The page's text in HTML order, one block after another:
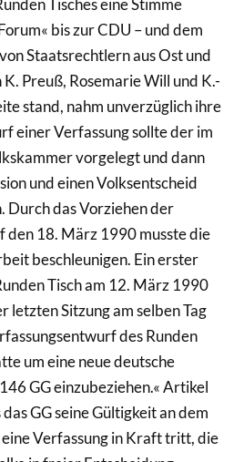
Tisches eine Stimme
bis zur CDU – und dem
Staatsrechtlern aus Ost und
Preuß, Rosemarie Will und K.-
stand, nahm unverzüglich ihre
einer Verfassung sollte der im
vorgelegt und dann
und einen Volksentscheid
Durch das Vorziehen der
den 18. März 1990 musste die
beschleunigen. Ein erster
Tisch am 12. März 1990
letzten Sitzung am selben Tag
des Runden
um eine neue deutsche
GG einzubeziehen.« Artikel
GG seine Gültigkeit an dem
Verfassung in Kraft tritt, die